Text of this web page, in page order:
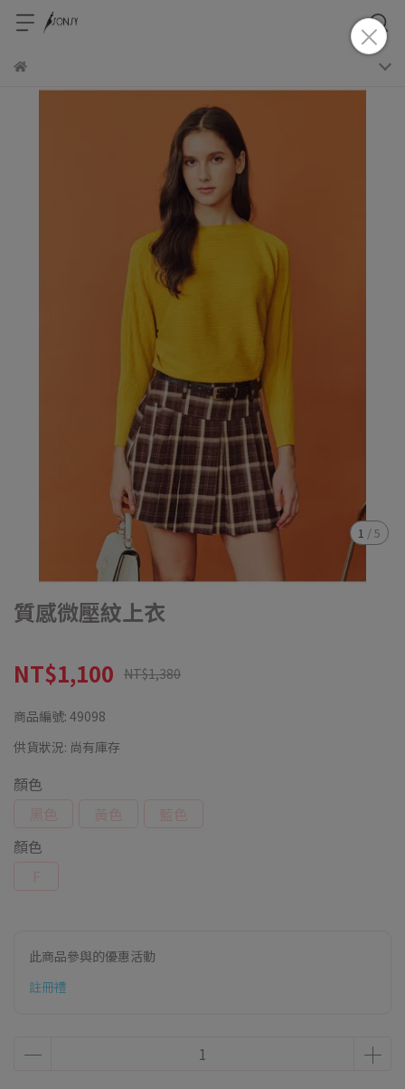
1 /5
質感微壓紋上衣
NT$1,100 NT$1,380
商品編號: 49098
供貨狀況: 尚有庫存
顏色
顏色
此商品參與的優惠活動
註冊禮